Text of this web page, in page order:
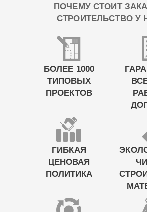
ПОЧЕМУ СТОИТ
СТРОИТЕЛЬСТВО У
БОЛЕЕ 1000
ТИПОВЫХ
ПРОЕКТОВ
ГИБКАЯ
ЦЕНОВАЯ
ПОЛИТИКА